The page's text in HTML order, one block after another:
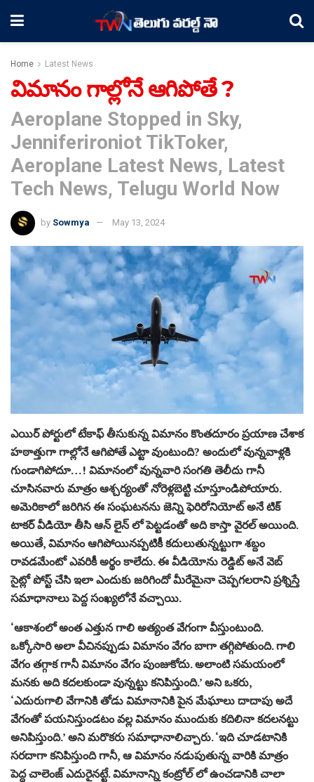
Home Latest News
విమానం గాల్లోనే ఆగిపోతే ?
Aeroplane Stopped in Sky,
Jenniferironiot TikToker,
Aeroplane Latest News, Latest
Tech News, Telugu World Now
by Sowmya May 13, 2024
ఎయిర్ పోర్టులో టేకాఫ్ తీసుకున్న విమానం కొంతదూరం ప్రయాణ చేశాక
హఠాత్తుగా గాల్లోనే ఆగిపోతే ఎట్టా వుంటుంది? అందులో వున్నవాళ్లకి
గుండాగిపోదూ…! విమానంలో వున్నవారి సంగతి తెలీదు గానీ
చూసినవారు మాత్రం ఆశ్చర్యంతో నోరెళ్లబెట్టి చూస్తూండిపోయారు.
అమెరికాలో జరిగిన ఈ సంఘటనను జెన్ని ఫెరిరోనియోట్ అనే టిక్
టాకర్ వీడియో తీసి ఆన్ లైన్ లో పెట్టడంతో అది కాస్తా వైరల్ అయింది.
అయితే, విమానం ఆగిపోయినప్పటికీ కదులుతున్నట్టుగా శబ్దం
రావడమేంటో ఎవరికీ అర్థం కాలేదు. ఈ వీడియోను రెడ్డిట్ అనే వెబ్
సైట్లో పోస్ట్ చేసి ఇలా ఎందుకు జరిగిందో మీరేమైనా చెప్పగలరాని ప్రశ్నిస్తే
సమాధానాలు పెద్ద సంఖ్యలోనే వచ్చాయి.
‘ఆకాశంలో అంత ఎత్తున గాలి అత్యంత వేగంగా వీస్తుంటుంది.
ఒక్కోసారి అలా వీచినప్పుడు విమానం వేగం బాగా తగ్గిపోతుంది. గాలి
వేగం తగ్గాక గానీ విమానం వేగం పుంజుకోదు. అలాంటి సమయంలో
మనకు అది కదలకుండా వున్నట్టు కనిపిస్తుంది.’ అని ఒకరు,
‘ఎదురుగాలి వేగానికి తోడు విమానానికి పైన మేఘాలు దాదాపు అదే
వేగంతో పయనిస్తుండటం వల్ల విమానం ముందుకు కదిలినా కదలనట్టు
అనిపిస్తుంది.’ అని మరొకరు సమాధానాలిచ్చారు. ‘ఇది చూడటానికి
సరదాగా కనిపిస్తుంది గానీ, ఆ విమానం నడుపుతున్న వారికి మాత్రం
పెద్ద చాలెంజ్ ఎదురైనట్టే. విమానాన్ని కంట్రోల్ లో ఉంచడానికి చాలా